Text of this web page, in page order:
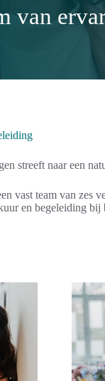
van
streeft naar een
vast team van zes
en begeleiding bij